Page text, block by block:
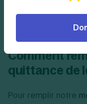
et à remplir avant
Comment
quittance de
Pour remplir notre